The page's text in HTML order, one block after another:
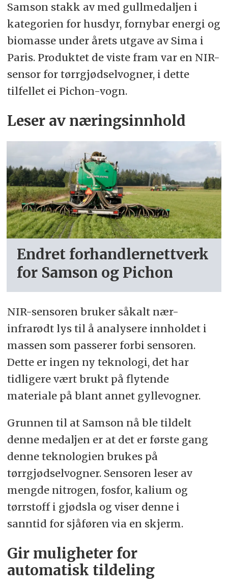
Samson stakk av med gullmedaljen i
kategorien for husdyr, fornybar energi og
biomasse under årets utgave av Sima i
Paris. Produktet de viste fram var en NIR-
sensor for tørrgjødselvogner, i dette
tilfellet ei Pichon-vogn.
Leser av næringsinnhold
Endret forhandlernettverk
for Samson og Pichon
NIR-sensoren bruker såkalt nær-
infrarødt lys til å analysere innholdet i
massen som passerer forbi sensoren.
Dette er ingen ny teknologi, det har
tidligere vært brukt på flytende
materiale på blant annet gyllevogner.
Grunnen til at Samson nå ble tildelt
denne medaljen er at det er første gang
denne teknologien brukes på
tørrgjødselvogner. Sensoren leser av
mengde nitrogen, fosfor, kalium og
tørrstoff i gjødsla og viser denne i
sanntid for sjåføren via en skjerm.
Gir muligheter for
automatisk tildeling